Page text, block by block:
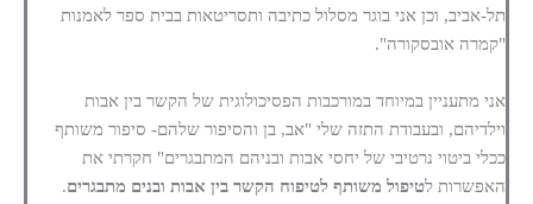
תל-אביב, וכן אני בוגר מסלול כתיבה ותסריטאות בבית ספר לאמנות
"קמרה אובסקורה".
אני מתעניין במיוחד במורכבות הפסיכולוגית של הקשר בין אבות
וילדיהם, ובעבודת התזה שלי "אב, בן והסיפור שלהם- סיפור משותף
ככלי ביטוי נרטיבי של יחסי אבות ובניהם המתבגרים" חקרתי את
האפשרות לטיפול משותף לטיפוח הקשר בין אבות ובנים מתבגרים.